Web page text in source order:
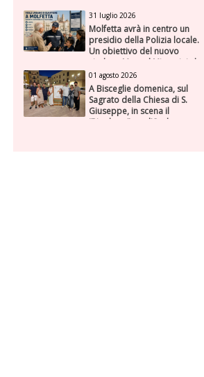
31 luglio 2026
Molfetta avrà in centro un
presidio della Polizia locale.
Un obiettivo del nuovo
sindaco Manuel Minervini che
diviene realtà, con la speranza
di maggiore efficienza e
presenza sul territorio
01 agosto 2026
A Bisceglie domenica, sul
Sagrato della Chiesa di S.
Giuseppe, in scena il
“Rigoletto” con l’Orchestra